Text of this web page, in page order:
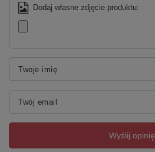
Dodaj własne zdjęcie produktu:
Twoje imię
Twój email
Wyślij opinię